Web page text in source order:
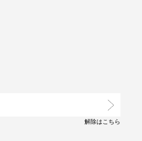
解除は こちら